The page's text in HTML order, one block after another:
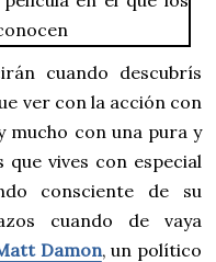
cuando descubrís
ver con la acción con
mucho con una pura y
vives con especial
consciente de su
cuando de vaya
Damon, un político